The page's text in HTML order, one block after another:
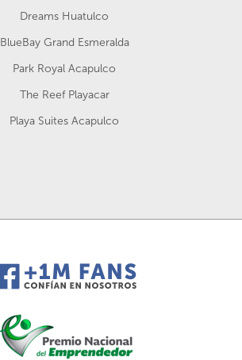
Dreams Huatulco
BlueBay Grand Esmeralda
Park Royal Acapulco
The Reef Playacar
Playa Suites Acapulco